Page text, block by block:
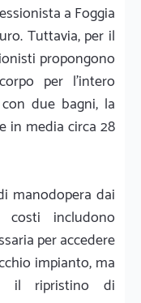
a Foggia
Tuttavia, per il
propongono
per l'intero
due bagni, la
in media circa 28
manodopera dai
includono
per accedere
impianto, ma
il ripristino di